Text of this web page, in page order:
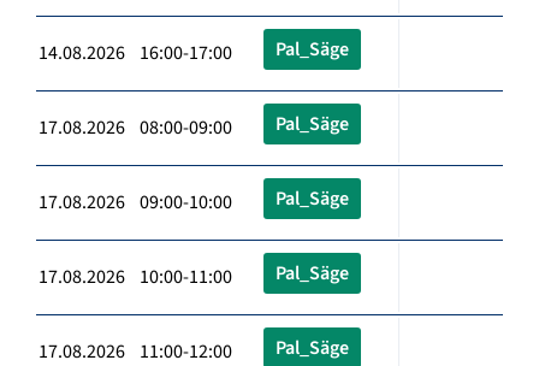
14.08.2026 16:00-17:00 Pal_Säge
17.08.2026 08:00-09:00 Pal_Säge
17.08.2026 09:00-10:00 Pal_Säge
17.08.2026 10:00-11:00 Pal_Säge
17.08.2026 11:00-12:00 Pal_Säge